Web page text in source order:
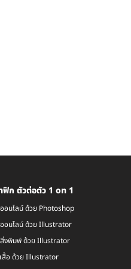
ฟิก ตัวต่อตัว 1 on 1
อนไลน์ ด้วย Photoshop
อนไลน์ ด้วย Illustrator
งพิมพ์ ด้วย Illustrator
เสื้อ ด้วย Illustrator